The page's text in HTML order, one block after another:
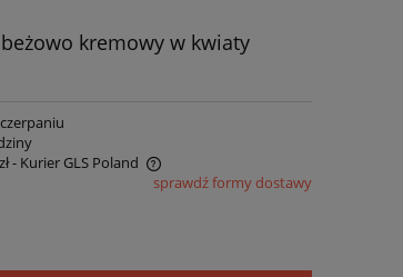
kremowy w kwiaty
- Kurier GLS Poland
sprawdź formy dostawy